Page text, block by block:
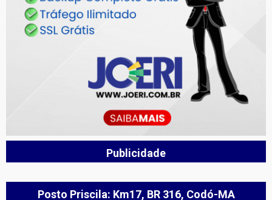
Publicidade
Posto Priscila: Km17, BR 316, Codó-MA